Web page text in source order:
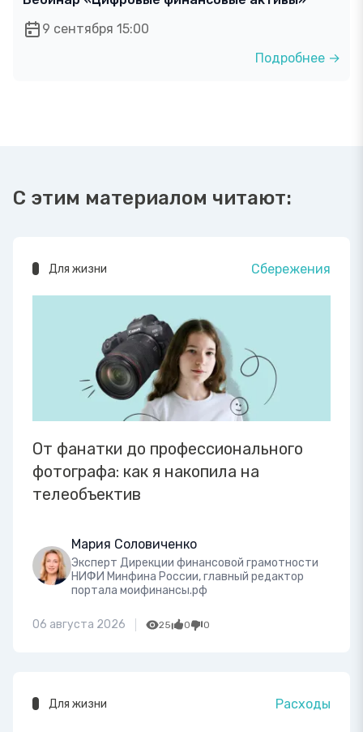
9 сентября 15:00
Подробнее →
С этим материалом читают:
Для жизни Сбережения
От фанатки до профессионального
фотографа: как я накопила на
телеобъектив
Мария Соловиченко
Эксперт Дирекции финансовой грамотности
НИФИ Минфина России, главный редактор
портала моифинансы.рф
06 августа 2026 25 0 0
Для жизни Расходы